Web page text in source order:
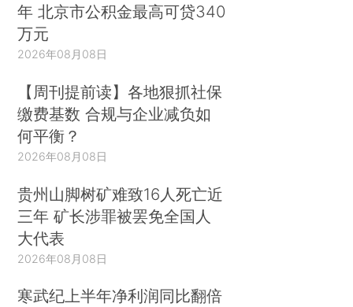
年 北京市公积金最高可贷340
万元
2026年08月08日
【周刊提前读】各地狠抓社保
缴费基数 合规与企业减负如
何平衡？
2026年08月08日
贵州山脚树矿难致16人死亡近
三年 矿长涉罪被罢免全国人
大代表
2026年08月08日
寒武纪上半年净利润同比翻倍